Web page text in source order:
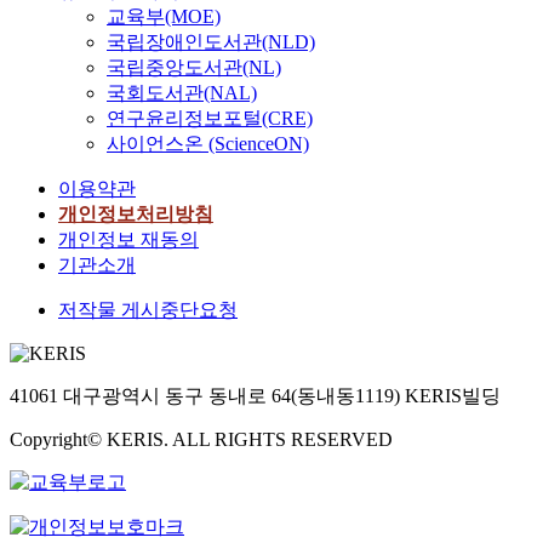
교육부(MOE)
국립장애인도서관(NLD)
국립중앙도서관(NL)
국회도서관(NAL)
연구윤리정보포털(CRE)
사이언스온 (ScienceON)
이용약관
개인정보처리방침
개인정보 재동의
기관소개
저작물 게시중단요청
41061 대구광역시 동구 동내로 64(동내동1119) KERIS빌딩
Copyright© KERIS. ALL RIGHTS RESERVED